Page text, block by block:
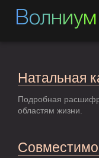
Волниум
Натальная
Подробная
областям жизни.